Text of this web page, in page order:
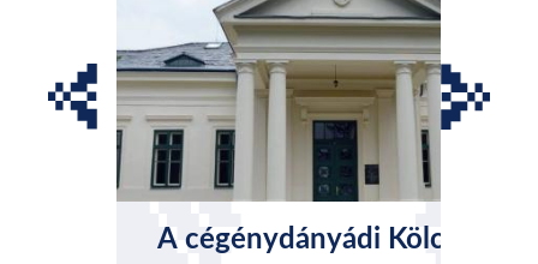
A cégénydányádi Kölcsey-